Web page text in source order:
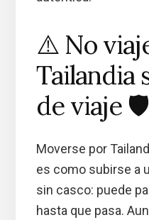
⚠️ No
Tailandia
de viaje 🛡️
Moverse por
es como subirse a
sin casco: puede
hasta que pasa.